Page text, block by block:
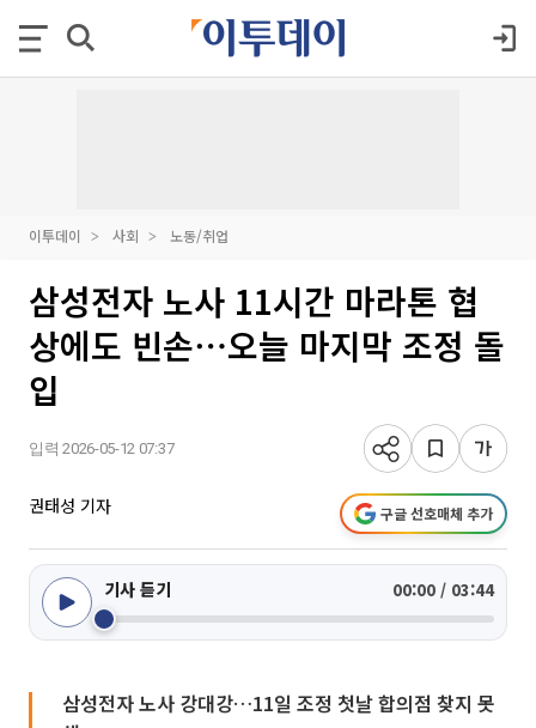
이투데이 사회 노동/취업
삼성전자 노사 11시간 마라톤 협
상에도 빈손⋯오늘 마지막 조정 돌
입
입력 2026-05-12 07:37
권태성 기자 구글 선호매체 추가
기사 듣기 00:00 / 03:44
삼성전자 노사 강대강…11일 조정 첫날 합의점 찾지 못